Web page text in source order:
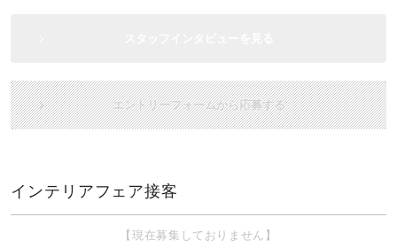
エントリーフォームから応募する
インテリアフェア接客
【現在募集しておりません】